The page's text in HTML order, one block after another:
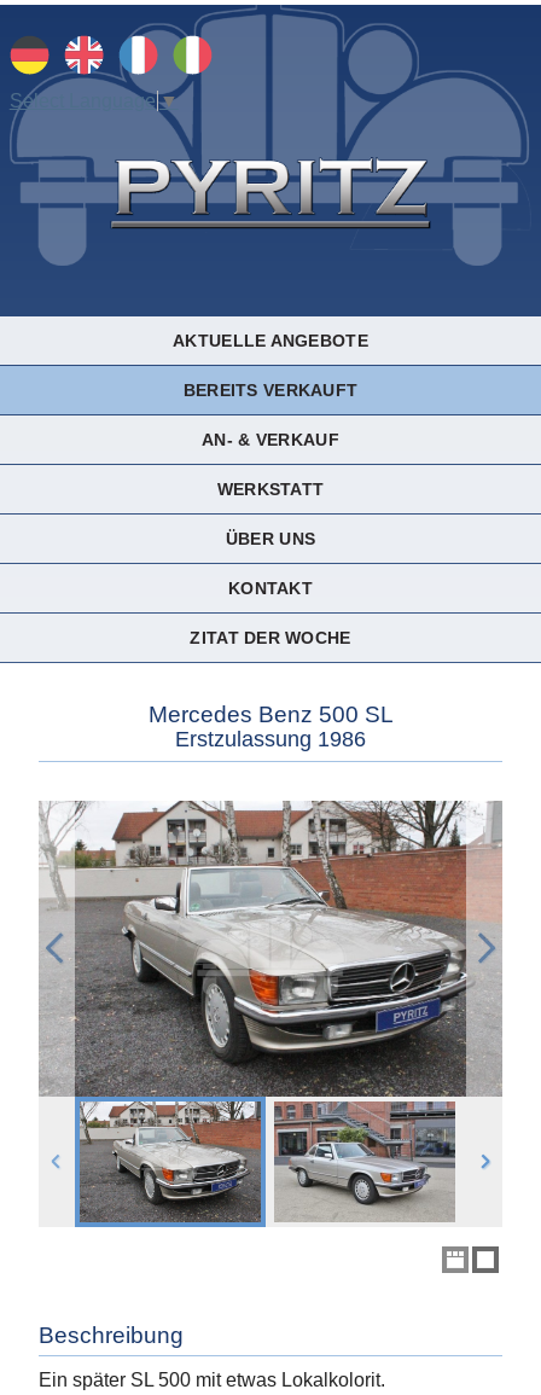
Select Language▼
AKTUELLE ANGEBOTE
BEREITS VERKAUFT
AN- & VERKAUF
WERKSTATT
ÜBER UNS
KONTAKT
ZITAT DER WOCHE
Mercedes Benz 500 SL
Erstzulassung 1986
Beschreibung
Ein später SL 500 mit etwas Lokalkolorit.